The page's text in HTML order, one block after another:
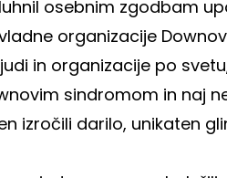
osebnim zgodbam
organizacije
in organizacije po
sindromom in naj
izročili darilo, unikaten